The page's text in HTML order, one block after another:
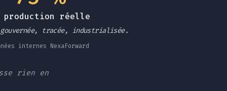
production réelle
gouvernée, tracée, industrialisée.
internes NexaForward
rien en